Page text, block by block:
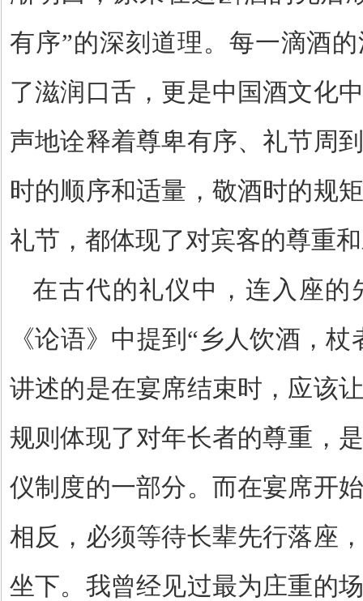
有序”的深刻道理。每一滴酒
了滋润口舌，更是中国酒文化
声地诠释着尊卑有序、礼节周
时的顺序和适量，敬酒时的规
礼节，都体现了对宾客的尊重
在古代的礼仪中，连入座的
《论语》中提到 “乡人饮酒，杖
讲述的是在宴席结束时，应该
规则体现了对年长者的尊重，
仪制度的一部分。而在宴席开
相反，必须等待长辈先行落座
坐下。我曾经见过最为庄重的